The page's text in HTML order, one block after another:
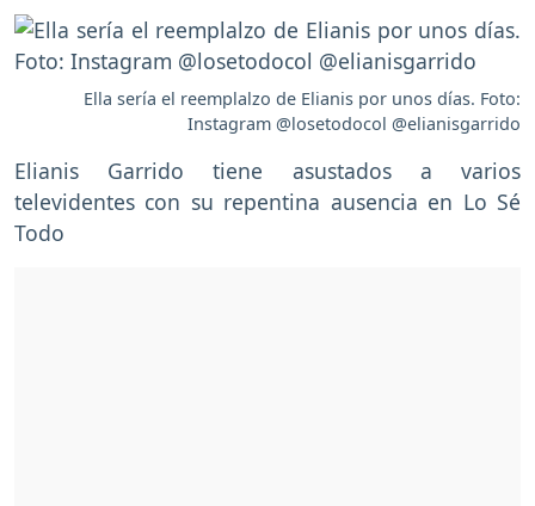
Ella sería el reemplalzo de Elianis por unos días. Foto:
Instagram @losetodocol @elianisgarrido
Elianis Garrido tiene asustados a varios
televidentes con su repentina ausencia en Lo Sé
Todo